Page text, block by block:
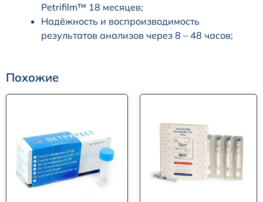
Petrifilm™ 18 месяцев;
Надёжность и воспроизводимость
результатов анализов через 8 – 48 часов;
Похожие